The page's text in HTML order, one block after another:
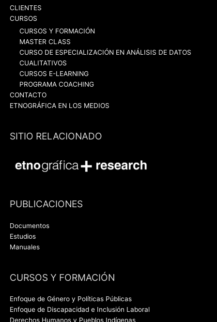
CLIENTES
CURSOS
CURSOS Y FORMACIÓN
MASTER CLASS
CURSO DE ESPECIALIZACIÓN EN ANÁLISIS DE DATOS
CUALITATIVOS
CURSOS E-LEARNING
PROGRAMA COACHING
CONTACTO
ETNOGRÁFICA EN LOS MEDIOS
SITIO RELACIONADO
PUBLICACIONES
Documentos
Estudios
Manuales
CURSOS Y FORMACIÓN
Enfoque de Género y Políticas Públicas
Enfoque de Discapacidad e Inclusión Laboral
Derechos Humanos y Pueblos Indígenas